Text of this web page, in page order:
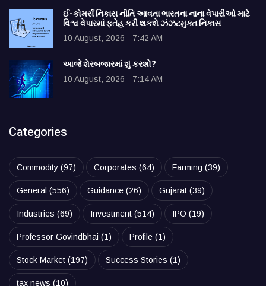
ઈ-કોમર્સ નિકાસ નીતિ આવતા ભારતના નાના વેપારીઓ માટે
વિશ્વ વેપારમાં ફતેહ કરી શકશે ઝંઝટમુક્ત નિકાસ
10 August, 2026 - 7:42 AM
આજે શેરબજારમાં શું કરશો?
10 August, 2026 - 7:14 AM
Categories
Commodity (97) Corporates (64) Farming (39)
General (556) Guidance (26) Gujarat (39)
Industries (69) Investment (514) IPO (19)
Professor Govindbhai (1) Profile (1)
Stock Market (197) Success Stories (1)
tax news (10)